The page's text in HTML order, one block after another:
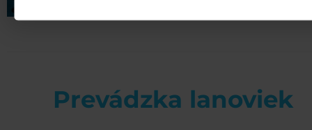
Prevádzka lanoviek